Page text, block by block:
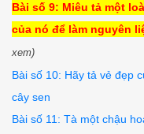
Bài số 9: Miêu tả một
của nó để làm nguyên
xem)
Bài số 10: Hãy tả vẻ đẹp
cây sen
Bài số 11: Tà một chậu